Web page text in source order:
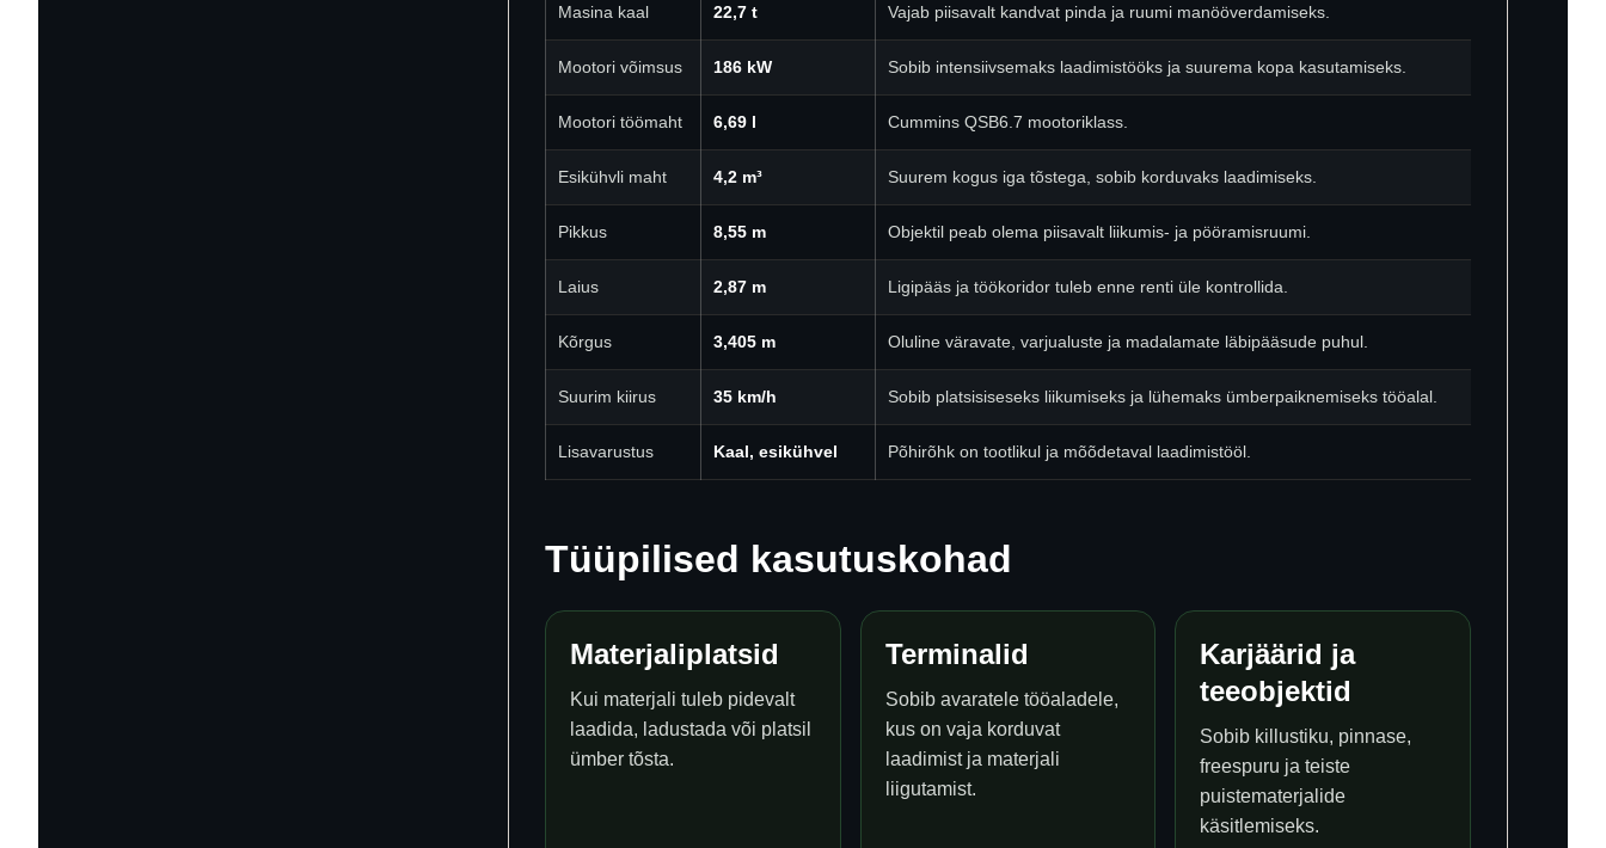
Masina kaal 22,7 t Vajab piisavalt kandvat pinda ja ruumi manööverdamiseks.
Mootori võimsus 186 kW Sobib intensiivsemaks laadimistööks ja suurema kopa kasutamiseks.
Mootori töömaht 6,69 l Cummins QSB6.7 mootoriklass.
Esikühvli maht 4,2 m³ Suurem kogus iga tõstega, sobib korduvaks laadimiseks.
Pikkus 8,55 m Objektil peab olema piisavalt liikumis- ja pööramisruumi.
Laius 2,87 m Ligipääs ja töökoridor tuleb enne renti üle kontrollida.
Kõrgus 3,405 m Oluline väravate, varjualuste ja madalamate läbipääsude puhul.
Suurim kiirus 35 km/h Sobib platsisiseseks liikumiseks ja lühemaks ümberpaiknemiseks tööalal.
Lisavarustus Kaal, esikühvel Põhirõhk on tootlikul ja mõõdetaval laadimistööl.
Tüüpilised kasutuskohad
Materjaliplatsid
Kui materjali tuleb pidevalt
laadida, ladustada või platsil
ümber tõsta.
Terminalid
Sobib avaratele tööaladele,
kus on vaja korduvat
laadimist ja materjali
liigutamist.
Karjäärid ja
teeobjektid
Sobib killustiku, pinnase,
freespuru ja teiste
puistematerjalide
käsitlemiseks.